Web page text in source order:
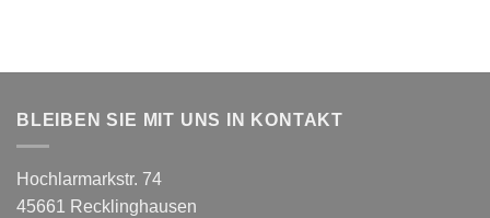
BLEIBEN SIE MIT UNS IN KONTAKT
Hochlarmarkstr. 74
45661 Recklinghausen